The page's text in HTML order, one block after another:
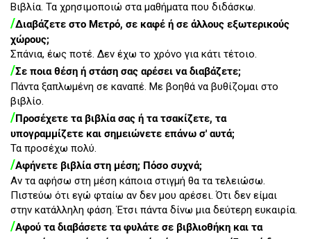
Βιβλία. Τα χρησιμοποιώ στα μαθήματα που διδάσκω.
/Διαβάζετε στο Μετρό, σε καφέ ή σε άλλους εξωτερικούς
χώρους;
Σπάνια, έως ποτέ. Δεν έχω το χρόνο για κάτι τέτοιο.
/Σε ποια θέση ή στάση σας αρέσει να διαβάζετε;
Πάντα ξαπλωμένη σε καναπέ. Με βοηθά να βυθίζομαι στο
βιβλίο.
/Προσέχετε τα βιβλία σας ή τα τσακίζετε, τα
υπογραμμίζετε και σημειώνετε επάνω σ' αυτά;
Τα προσέχω πολύ.
/Αφήνετε βιβλία στη μέση; Πόσο συχνά;
Αν τα αφήσω στη μέση κάποια στιγμή θα τα τελειώσω.
Πιστεύω ότι εγώ φταίω αν δεν μου αρέσει. Ότι δεν είμαι
στην κατάλληλη φάση. Έτσι πάντα δίνω μια δεύτερη ευκαιρία.
/Αφού τα διαβάσετε τα φυλάτε σε βιβλιοθήκη και τα